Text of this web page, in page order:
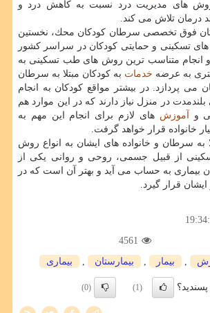
روش های مدیریت درد نسبت به كاهش درد و
درمان تلاش می كند.
فوق تخصصی سرطان كودكان محك، نخستین
تسكینی و حمایتی كودكان در سراسر كشور
انجام متناسب ترین روش های طب تسكینی به
به عرضه خدمات به كودكان مبتلا به سرطان
می پردازد. در بیشتر مواقع كودكان به انجام
در منزل نیاز دارند كه در این موارد هم
و
آموزش های لازم برای انجام این مهم به
خانواده قرار خواهد گرفت.
سرطان و خانواده های ایشان به انواع روش
از قبیل جسمی، روحی و روانی یكی از
بیماری به حساب می آید و بهتر آن است كه در
ایشان قرار گیرد.
4561
بیمار بیمارستان بیماری
(1)
(0)